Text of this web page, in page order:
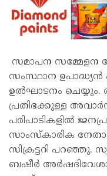
സമാപന സമ്മേളന
സംസ്ഥാന ഉപാദ്ധ്യൻ
ഉൽഘാടനം
പ്രതിഭക്കുള്ള
പരിപാടികളിൽ
സാംസ്കാരിക
സിക്രട്ടറി പറഞ്ഞു.
ബഷീർ